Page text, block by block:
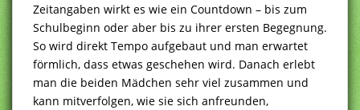
Zeitangaben wirkt es wie ein Countdown – bis zum
Schulbeginn oder aber bis zu ihrer ersten Begegnung.
So wird direkt Tempo aufgebaut und man erwartet
förmlich, dass etwas geschehen wird. Danach erlebt
man die beiden Mädchen sehr viel zusammen und
kann mitverfolgen, wie sie sich anfreunden,